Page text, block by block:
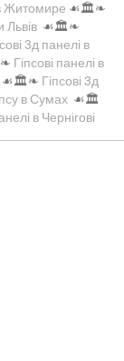
Житомире ☙🏛️❧
Львів ☙🏛️❧
3д панелі в
Гіпсові панелі в
☙🏛️❧ Гіпсові 3д
в Сумах ☙🏛️
в Чернігові